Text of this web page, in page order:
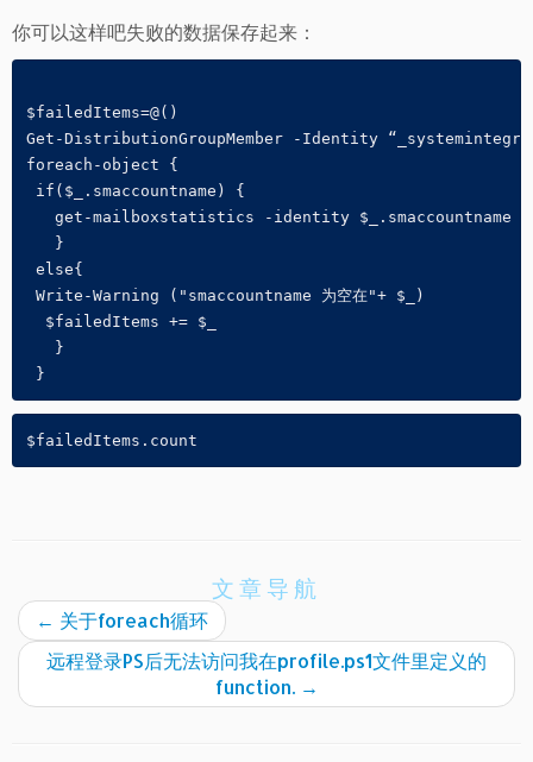
你可以这样吧失败的数据保存起来：
$failedItems=@()
Get-DistributionGroupMember -Identity
foreach-object {
if($_.smaccountname) {
get-mailboxstatistics -identity $_.smaccountname
}
else{
Write-Warning ("smaccountname 为空在"+ $_)
$failedItems += $_
}
}
$failedItems.count
文章导航
← 关于foreach循环
远程登录PS后无法访问我在profile.ps1文件里定义的
function. →